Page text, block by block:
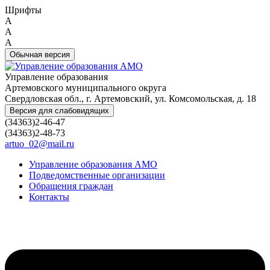
Шрифты
A
A
A
Обычная версия
Управление образования
Артемовского муниципального округа
Свердловская обл., г. Артемовский, ул. Комсомольская, д. 18
Версия для слабовидящих
(34363)2-46-47
(34363)2-48-73
artuo_02@mail.ru
Управление образования АМО
Подведомственные организации
Обращения граждан
Контакты